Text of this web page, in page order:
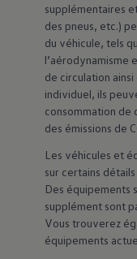
supplémentaires
des pneus, etc.)
du véhicule, tels
de circulation
individuel, ils
consommation de
des émissions de
Les véhicules et
sur certains
Des équipements
supplément sont
Vous trouverez
équipements